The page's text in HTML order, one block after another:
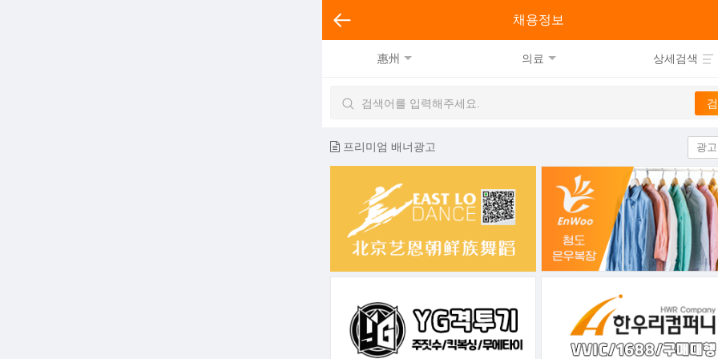
전체분류 채용정보
惠州 의료 상세검색
프리미엄 배너광고 광